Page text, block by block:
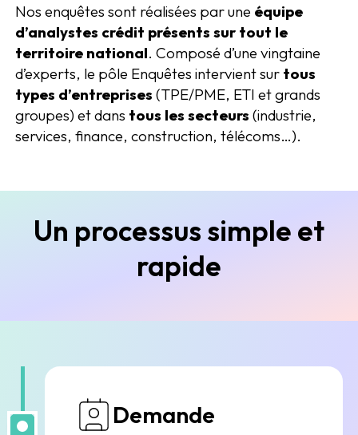
Nos enquêtes sont réalisées par une équipe
d’analystes crédit présents sur tout le
territoire national. Composé d’une vingtaine
d’experts, le pôle Enquêtes intervient sur tous
types d’entreprises (TPE/PME, ETI et grands
groupes) et dans tous les secteurs (industrie,
services, finance, construction, télécoms…).
Un processus simple et
rapide
Demande